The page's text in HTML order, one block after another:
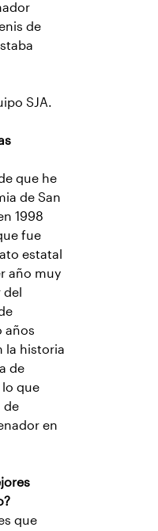
de
SJA.
que he
de San
1998
fue
estatal
año muy
años
la historia
de
que
de
en
que